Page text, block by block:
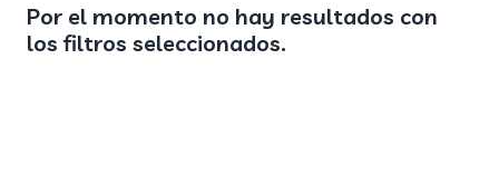
Por el momento no hay resultados con
los filtros seleccionados.